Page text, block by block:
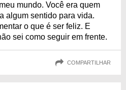
mundo. Você era quem
algum sentido para vida.
o que é ser feliz. E
sei como seguir em frente.
COMPARTILHAR